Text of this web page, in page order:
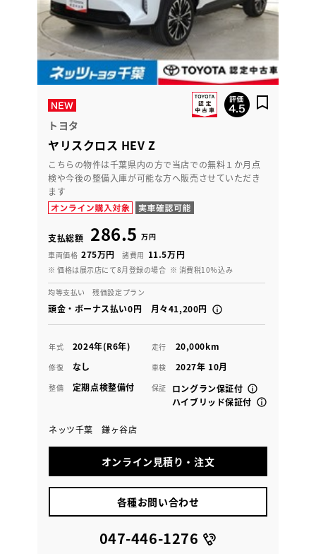
トヨタ
ヤリスクロス HEV Z
こちらの物件は千葉県内の方で当店での無料１か月点
検や今後の整備入庫が可能な方へ販売させていただき
ます
支払総額 286.5 万円
車両価格 275万円 諸費用 11.5万円
※ 価格は展示店にて8月登録の場合 ※ 消費税10％込み
均等支払い 残価設定プラン
頭金・ボーナス払い0円 月々41,200円
年式 2024年(R6年) 走行 20,000km
修復 なし 車検 2027年 10月
整備 定期点検整備付 保証
ロングラン保証付
ハイブリッド保証付
ネッツ千葉 鎌ヶ谷店
オンライン見積り・注文
各種お問い合わせ
047-446-1276